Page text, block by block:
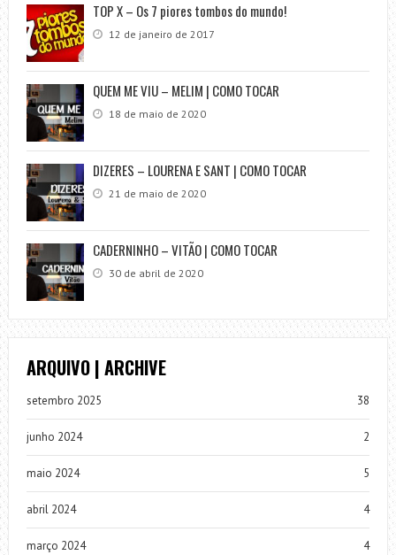
TOP X – Os 7 piores tombos do mundo!
12 de janeiro de 2017
QUEM ME VIU – MELIM | COMO TOCAR
18 de maio de 2020
DIZERES – LOURENA E SANT | COMO TOCAR
21 de maio de 2020
CADERNINHO – VITÃO | COMO TOCAR
30 de abril de 2020
ARQUIVO | ARCHIVE
setembro 2025 38
junho 2024 2
maio 2024 5
abril 2024 4
março 2024 4